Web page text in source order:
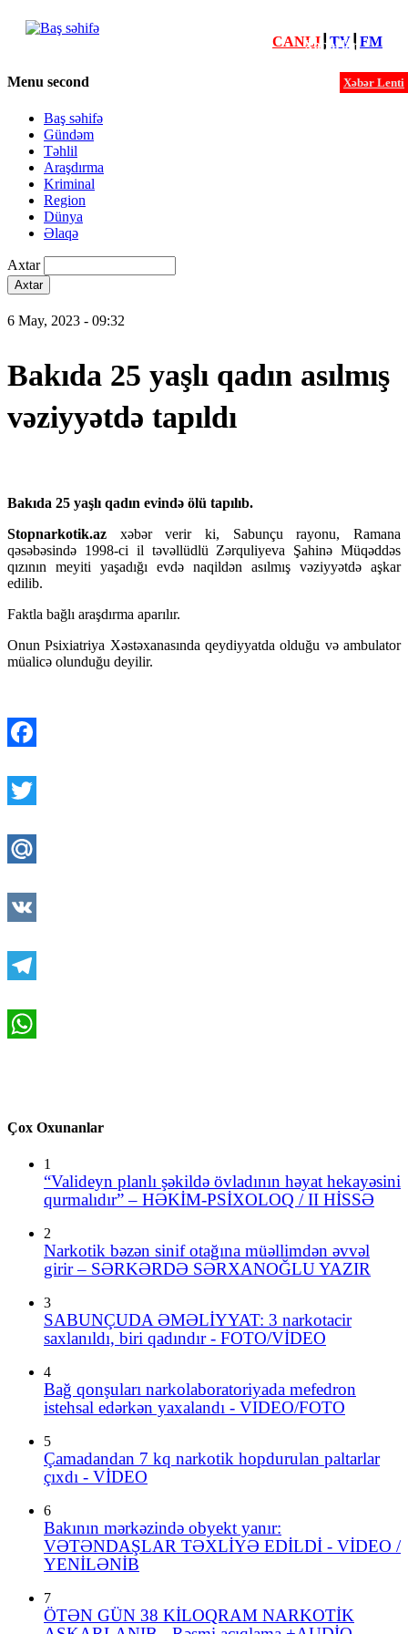
Xəbərlər
Xəbər Lenti
CANLI┃ TV┃ FM
Menu second
Baş səhifə
Gündəm
Təhlil
Araşdırma
Kriminal
Region
Dünya
Əlaqə
Axtar
6 May, 2023 - 09:32
Bakıda 25 yaşlı qadın asılmış
vəziyyətdə tapıldı
Bakıda 25 yaşlı qadın evində ölü tapılıb.
Stopnarkotik.az xəbər verir ki, Sabunçu rayonu, Ramana
qəsəbəsində 1998-ci il təvəllüdlü Zərquliyeva Şahinə Müqəddəs
qızının meyiti yaşadığı evdə naqildən asılmış vəziyyətdə aşkar
edilib.
Faktla bağlı araşdırma aparılır.
Onun Psixiatriya Xəstəxanasında qeydiyyatda olduğu və ambulator
müalicə olunduğu deyilir.
Çox Oxunanlar
1
“Valideyn planlı şəkildə övladının həyat hekayəsini
qurmalıdır” – HƏKİM-PSİXOLOQ / II HİSSƏ
2
Narkotik bəzən sinif otağına müəllimdən əvvəl
girir – SƏRKƏRDƏ SƏRXANOĞLU YAZIR
3
SABUNÇUDA ƏMƏLİYYAT: 3 narkotacir
saxlanıldı, biri qadındır - FOTO/VİDEO
4
Bağ qonşuları narkolaboratoriyada mefedron
istehsal edərkən yaxalandı - VIDEO/FOTO
5
Çamadandan 7 kq narkotik hopdurulan paltarlar
çıxdı - VİDEO
6
Bakının mərkəzində obyekt yanır:
VƏTƏNDAŞLAR TƏXLİYƏ EDİLDİ - VİDEO /
YENİLƏNİB
7
ÖTƏN GÜN 38 KİLOQRAM NARKOTİK